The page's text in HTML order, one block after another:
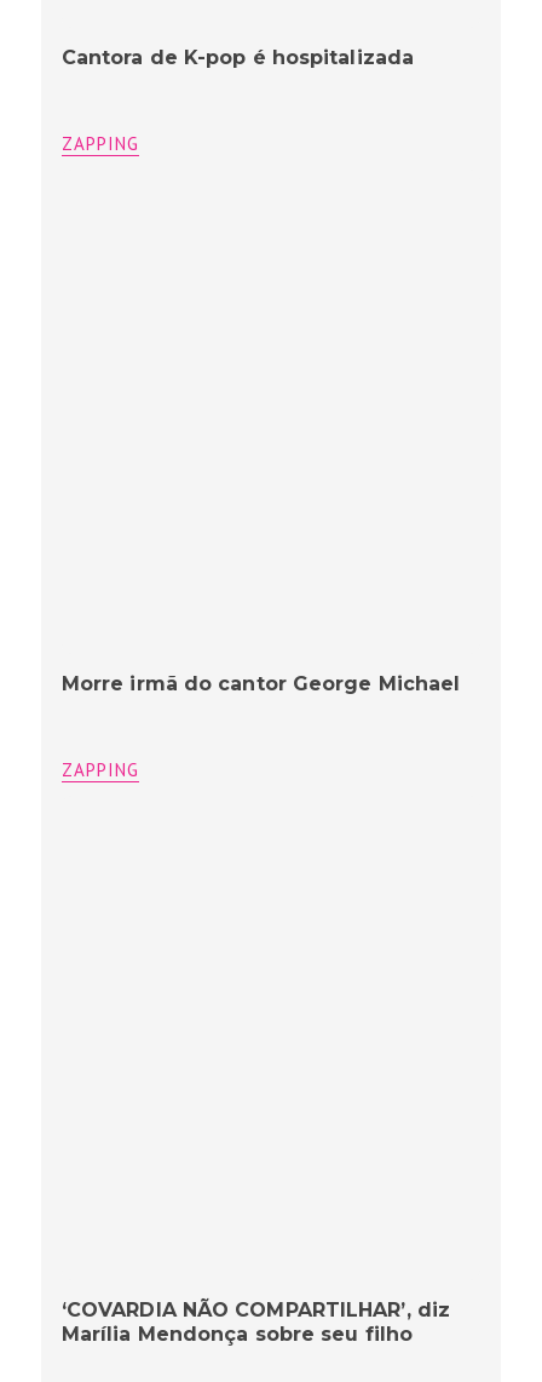
Cantora de K-pop é hospitalizada
ZAPPING
Morre irmã do cantor George Michael
ZAPPING
‘COVARDIA NÃO COMPARTILHAR’, diz
Marília Mendonça sobre seu filho